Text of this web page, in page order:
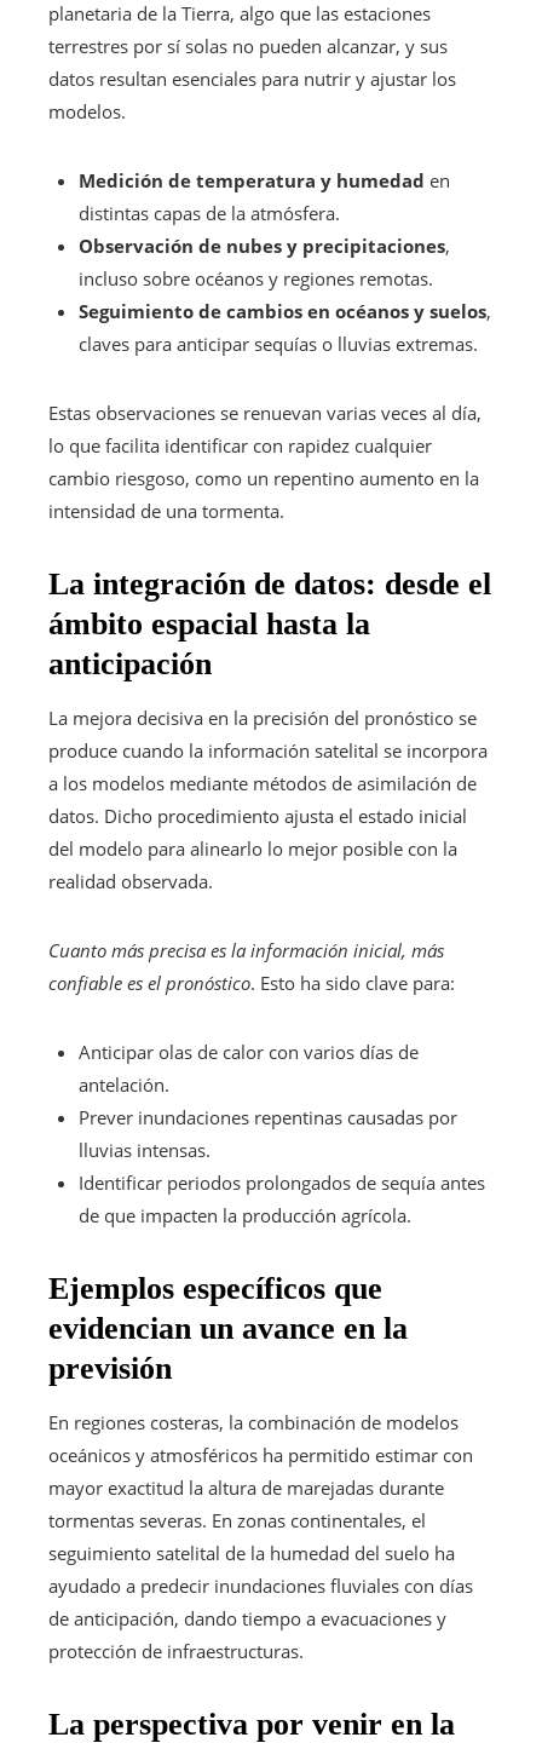
planetaria de la Tierra, algo que las estaciones
terrestres por sí solas no pueden alcanzar, y sus
datos resultan esenciales para nutrir y ajustar los
modelos.
Medición de temperatura y humedad en
distintas capas de la atmósfera.
Observación de nubes y precipitaciones,
incluso sobre océanos y regiones remotas.
Seguimiento de cambios en océanos y suelos,
claves para anticipar sequías o lluvias extremas.
Estas observaciones se renuevan varias veces al día,
lo que facilita identificar con rapidez cualquier
cambio riesgoso, como un repentino aumento en la
intensidad de una tormenta.
La integración de datos: desde el
ámbito espacial hasta la
anticipación
La mejora decisiva en la precisión del pronóstico se
produce cuando la información satelital se incorpora
a los modelos mediante métodos de asimilación de
datos. Dicho procedimiento ajusta el estado inicial
del modelo para alinearlo lo mejor posible con la
realidad observada.
Cuanto más precisa es la información inicial, más
confiable es el pronóstico. Esto ha sido clave para:
Anticipar olas de calor con varios días de
antelación.
Prever inundaciones repentinas causadas por
lluvias intensas.
Identificar periodos prolongados de sequía antes
de que impacten la producción agrícola.
Ejemplos específicos que
evidencian un avance en la
previsión
En regiones costeras, la combinación de modelos
oceánicos y atmosféricos ha permitido estimar con
mayor exactitud la altura de marejadas durante
tormentas severas. En zonas continentales, el
seguimiento satelital de la humedad del suelo ha
ayudado a predecir inundaciones fluviales con días
de anticipación, dando tiempo a evacuaciones y
protección de infraestructuras.
La perspectiva por venir en la